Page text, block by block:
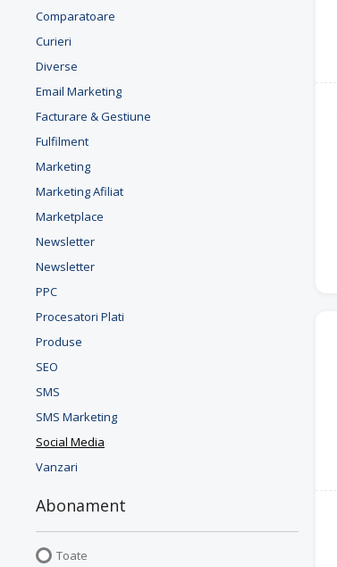
Comparatoare
Curieri
Diverse
Email Marketing
Facturare & Gestiune
Fulfilment
Marketing
Marketing Afiliat
Marketplace
Newsletter
Newsletter
PPC
Procesatori Plati
Produse
SEO
SMS
SMS Marketing
Social Media
Vanzari
Abonament
Toate